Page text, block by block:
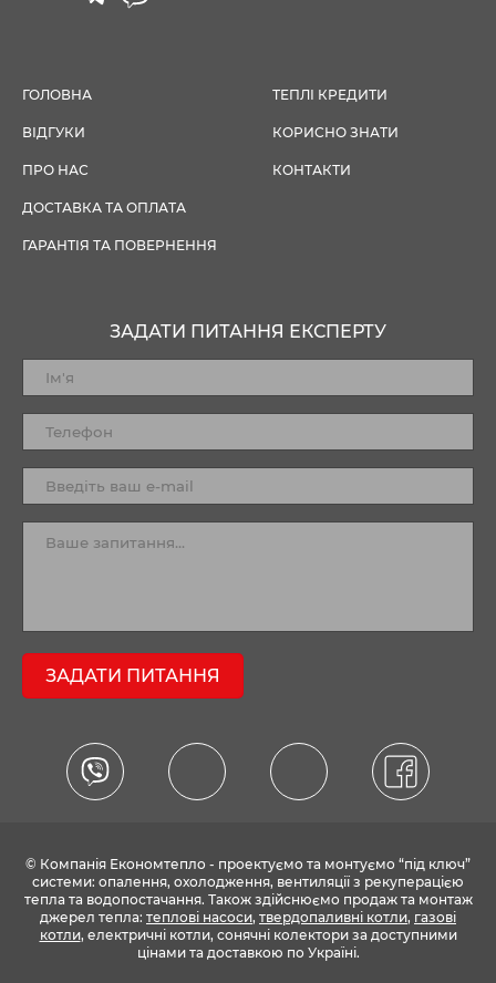
ГОЛОВНА
ВІДГУКИ
ПРО НАС
ДОСТАВКА ТА ОПЛАТА
ГАРАНТІЯ ТА ПОВЕРНЕННЯ
ТЕПЛІ КРЕДИТИ
КОРИСНО ЗНАТИ
КОНТАКТИ
ЗАДАТИ ПИТАННЯ ЕКСПЕРТУ
ЗАДАТИ ПИТАННЯ
© Компанія Економтепло - проектуємо та монтуємо “під ключ”
системи: опалення, охолодження, вентиляції з рекуперацією
тепла та водопостачання. Також здійснюємо продаж та монтаж
джерел тепла: теплові насоси, твердопаливні котли, газові
котли, електричні котли, сонячні колектори за доступними
цінами та доставкою по Україні.